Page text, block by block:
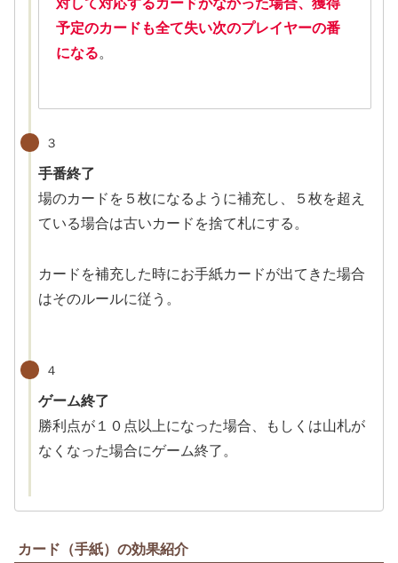
予定のカードも全て失い次のプレイヤーの番
になる。
３
手番終了
場のカードを５枚になるように補充し、５枚を超え
ている場合は古いカードを捨て札にする。
カードを補充した時にお手紙カードが出てきた場合
はそのルールに従う。
４
ゲーム終了
勝利点が１０点以上になった場合、もしくは山札が
なくなった場合にゲーム終了。
カード（手紙）の効果紹介